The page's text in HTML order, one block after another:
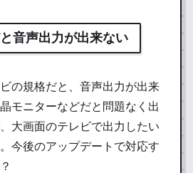
音声出力が出来ない
の規格だと、音声出力が出来
モニターなどだと問題なく出
大画面のテレビで出力したい
今後のアップデートで対応す